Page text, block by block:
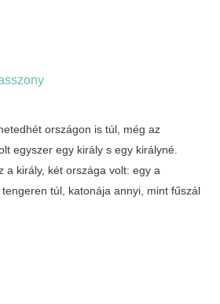
országon is túl, még az
egyszer egy király s egy királyné.
a király, két országa volt: egy a
túl, katonája annyi, mint fűszál